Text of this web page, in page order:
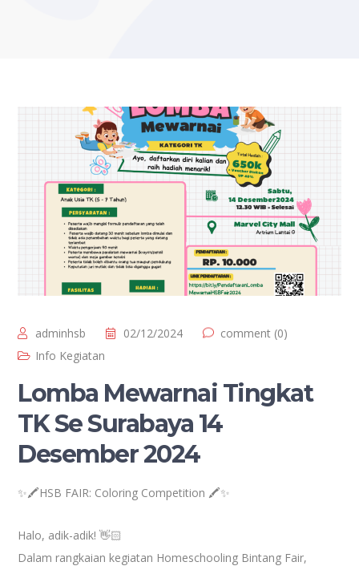
adminhsb 02/12/2024
comment (0)
Info Kegiatan
Lomba Mewarnai Tingkat
TK Se Surabaya 14
Desember 2024
✨🖍️HSB FAIR: Coloring Competition 🖍️✨
Halo, adik-adik! 👋🏻
Dalam rangkaian kegiatan Homeschooling Bintang Fair,